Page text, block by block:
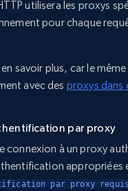
utilisera les proxys
pour chaque
savoir plus, car le
avec des proxys dans
par proxy
connexion à un proxy
appropriées
par proxy